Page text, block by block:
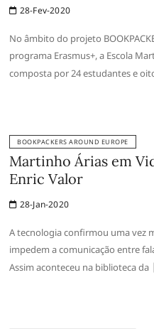
28-Fev-2020
No âmbito do projeto
programa Erasmus+, a Escola
composta por 24 estudantes e
BOOKPACKERS AROUND EUROPE
Martinho Árias em
Enric Valor
28-Jan-2020
A tecnologia confirmou uma vez
impedem a comunicação entre
Assim aconteceu na biblioteca da